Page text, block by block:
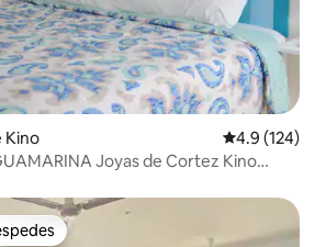
Kino Calificación
4.9 (124)
Joyas de Cortez Kino